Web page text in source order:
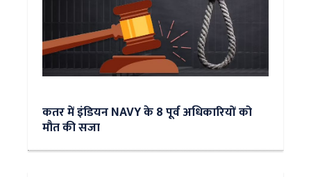
कतर में इंडियन NAVY के 8 पूर्व अधिकारियों को
मौत की सजा